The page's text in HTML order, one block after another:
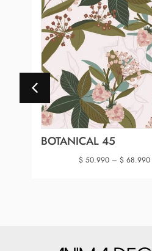
BOTANICAL 45
$ 50.990 – $ 68.990